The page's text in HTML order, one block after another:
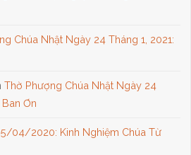
Chúa Nhật Ngày 24 Tháng 1, 2021:
Thờ Phượng Chúa Nhật Ngày 24
Ơn
04/2020: Kinh Nghiệm Chúa Từ